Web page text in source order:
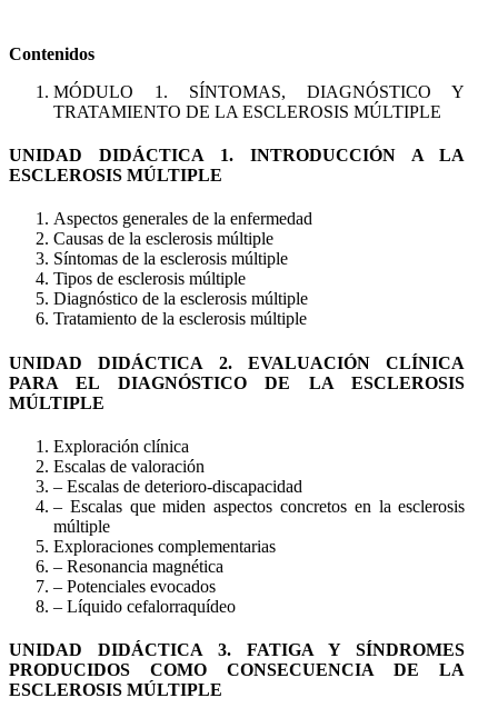
Contenidos
MÓDULO 1. SÍNTOMAS, DIAGNÓSTICO Y
TRATAMIENTO DE LA ESCLEROSIS MÚLTIPLE
UNIDAD DIDÁCTICA 1. INTRODUCCIÓN A LA
ESCLEROSIS MÚLTIPLE
Aspectos generales de la enfermedad
Causas de la esclerosis múltiple
Síntomas de la esclerosis múltiple
Tipos de esclerosis múltiple
Diagnóstico de la esclerosis múltiple
Tratamiento de la esclerosis múltiple
UNIDAD DIDÁCTICA 2. EVALUACIÓN CLÍNICA
PARA EL DIAGNÓSTICO DE LA ESCLEROSIS
MÚLTIPLE
Exploración clínica
Escalas de valoración
– Escalas de deterioro-discapacidad
– Escalas que miden aspectos concretos en la esclerosis
múltiple
Exploraciones complementarias
– Resonancia magnética
– Potenciales evocados
– Líquido cefalorraquídeo
UNIDAD DIDÁCTICA 3. FATIGA Y SÍNDROMES
PRODUCIDOS COMO CONSECUENCIA DE LA
ESCLEROSIS MÚLTIPLE